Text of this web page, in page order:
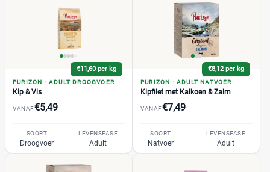
Verpakking
Maaltijdzakje (1)
Standaard pak
Formaat kat
€11,60 per kg
PURIZON ·ADULT DROOGVOER
Kip & Vis
VANAF€5,49
SOORT
Droogvoer
LEVENSFASE
Adult
€8,12 per kg
PURIZON ·ADULT NATVOER
Kipfilet met Kalkoen & Zalm
VANAF€7,49
SOORT
Natvoer
LEVENSFASE
Adult